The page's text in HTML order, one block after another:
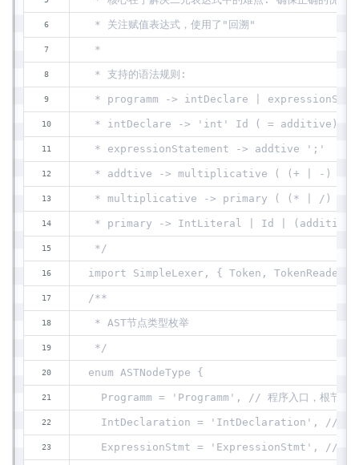
* 关注赋值表达式，使用了"回溯"
*
* 支持的语法规则:
* programm -> intDeclare |
* intDeclare -> 'int' Id ( = additive)
* expressionStatement -> addtive ';'
* addtive -> multiplicative ( (+ | -)
* multiplicative -> primary ( (* | /)
* primary -> IntLiteral | Id | (additive)
*/
import SimpleLexer, { Token,
/**
* AST节点类型枚举
*/
enum ASTNodeType {
  Programm = 'Programm', // 程序入口，根节点
IntDeclaration = 'IntDeclaration', // 整
ExpressionStmt = 'ExpressionStmt', // 表达